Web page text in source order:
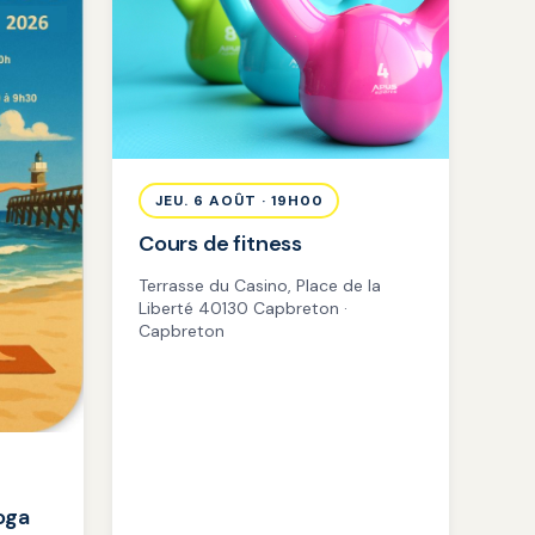
JEU. 6 AOÛT · 19H00
Cours de fitness
Terrasse du Casino, Place de la
Liberté 40130 Capbreton ·
Capbreton